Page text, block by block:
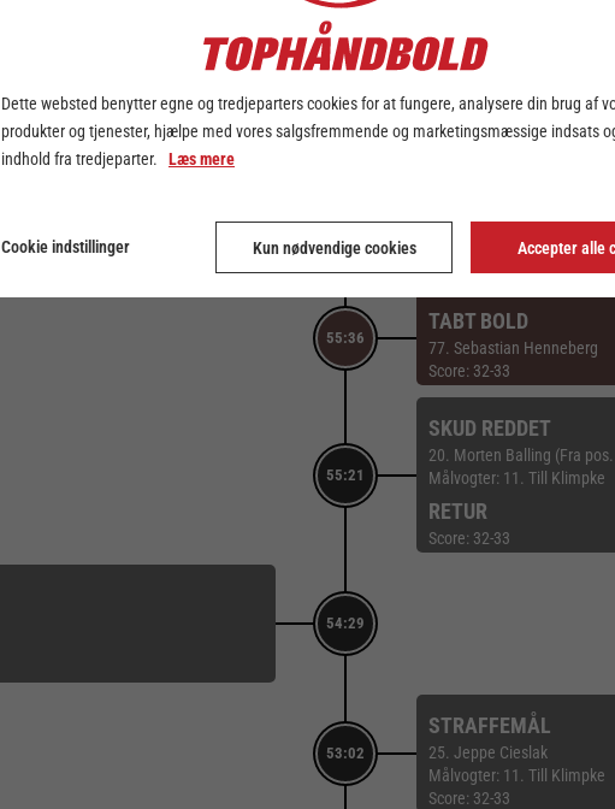
56:12
3. Kristjan Örn Kristjansson
Målvogter: 11. Till Klimpke
Score: 33-34
55:36
TABT BOLD
77. Sebastian Henneberg
Score: 32-33
55:21
SKUD REDDET
20. Morten Balling (Fra
Målvogter: 11. Till Klimpke
RETUR
Score: 32-33
54:29
53:02
STRAFFEMÅL
25. Jeppe Cieslak
Målvogter: 11. Till Klimpke
Score: 32-33
Dette websted benytter egne og tredjeparters cookies for at fungere, analysere din brug af
produkter og tjenester, hjælpe med vores salgsfremmende og marketingsmæssige indsats
indhold fra tredjeparter. Læs mere
Cookie indstillinger Kun nødvendige cookies Accepter alle